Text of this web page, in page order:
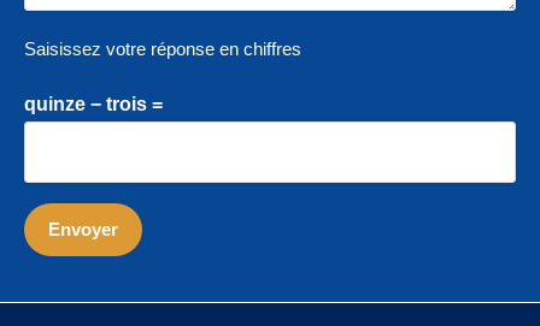
Saisissez votre réponse en chiffres
quinze − trois =